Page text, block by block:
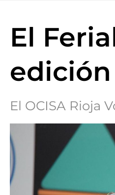
El
El OCISA Rioja